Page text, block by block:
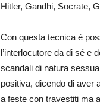
Hitler, Gandhi, Socrate,
Con questa tecnica è
l’interlocutore da di sé e
scandali di natura
positiva, dicendo di aver
a feste con travestiti ma